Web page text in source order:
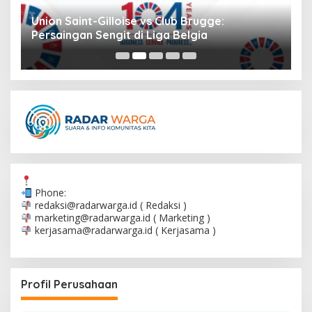
Union Saint-Gilloise vs Club Brugge:
Persaingan Sengit di Liga Belgia
Phone:
redaksi@radarwarga.id ( Redaksi )
marketing@radarwarga.id ( Marketing )
kerjasama@radarwarga.id ( Kerjasama )
Profil Perusahaan